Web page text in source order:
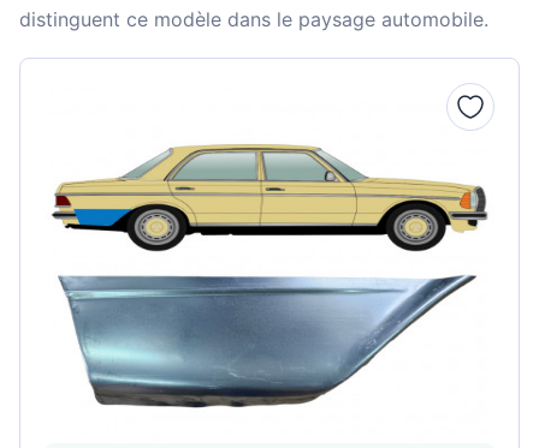
distinguent ce modèle dans le paysage automobile.